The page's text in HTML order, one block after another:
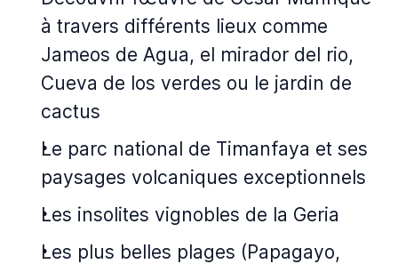
à travers différents lieux comme
Jameos de Agua, el mirador del rio,
Cueva de los verdes ou le jardin de
cactus
Le parc national de Timanfaya et ses
paysages volcaniques exceptionnels
Les insolites vignobles de la Geria
Les plus belles plages (Papagayo,